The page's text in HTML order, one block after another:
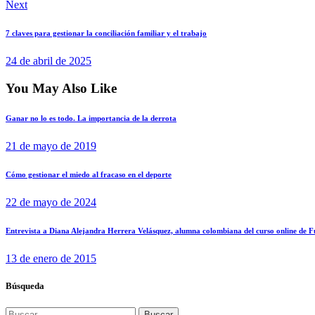
Next
7 claves para gestionar la conciliación familiar y el trabajo
24 de abril de 2025
You May Also Like
Ganar no lo es todo. La importancia de la derrota
21 de mayo de 2019
Cómo gestionar el miedo al fracaso en el deporte
22 de mayo de 2024
Entrevista a Diana Alejandra Herrera Velásquez, alumna colombiana del curso online de
13 de enero de 2015
Búsqueda